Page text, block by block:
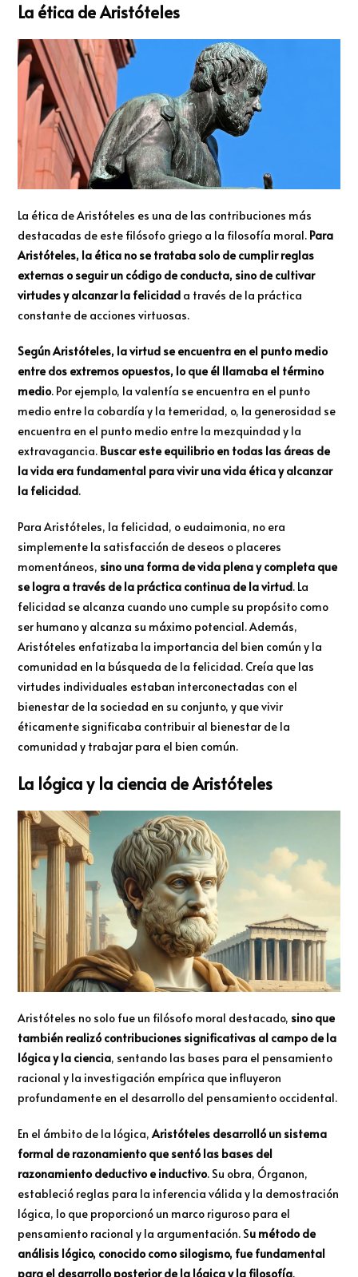
La ética de Aristóteles
La ética de Aristóteles es una de las contribuciones más
destacadas de este filósofo griego a la filosofía moral. Para
Aristóteles, la ética no se trataba solo de cumplir reglas
externas o seguir un código de conducta, sino de cultivar
virtudes y alcanzar la felicidad a través de la práctica
constante de acciones virtuosas.
Según Aristóteles, la virtud se encuentra en el punto medio
entre dos extremos opuestos, lo que él llamaba el término
medio. Por ejemplo, la valentía se encuentra en el punto
medio entre la cobardía y la temeridad, o, la generosidad se
encuentra en el punto medio entre la mezquindad y la
extravagancia. Buscar este equilibrio en todas las áreas de
la vida era fundamental para vivir una vida ética y alcanzar
la felicidad.
Para Aristóteles, la felicidad, o eudaimonia, no era
simplemente la satisfacción de deseos o placeres
momentáneos, sino una forma de vida plena y completa que
se logra a través de la práctica continua de la virtud. La
felicidad se alcanza cuando uno cumple su propósito como
ser humano y alcanza su máximo potencial. Además,
Aristóteles enfatizaba la importancia del bien común y la
comunidad en la búsqueda de la felicidad. Creía que las
virtudes individuales estaban interconectadas con el
bienestar de la sociedad en su conjunto, y que vivir
éticamente significaba contribuir al bienestar de la
comunidad y trabajar para el bien común.
La lógica y la ciencia de Aristóteles
Aristóteles no solo fue un filósofo moral destacado, sino que
también realizó contribuciones significativas al campo de la
lógica y la ciencia, sentando las bases para el pensamiento
racional y la investigación empírica que influyeron
profundamente en el desarrollo del pensamiento occidental.
En el ámbito de la lógica,Aristóteles desarrolló un sistema
formal de razonamiento que sentó las bases del
razonamiento deductivo e inductivo. Su obra, Órganon,
estableció reglas para la inferencia válida y la demostración
lógica, lo que proporcionó un marco riguroso para el
pensamiento racional y la argumentación. Su método de
análisis lógico, conocido como silogismo, fue fundamental
para el desarrollo posterior de la lógica y la filosofía.